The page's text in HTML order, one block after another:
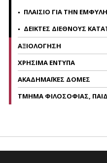
ΠΛΑΙΣΙΟ ΓΙΑ ΤΗΝ
ΔΕΙΚΤΕΣ ΔΙΕΘΝΟΥΣ
ΑΞΙΟΛΟΓΗΣΗ
ΧΡΗΣΙΜΑ ΕΝΤΥΠΑ
ΑΚΑΔΗΜΑΪΚΕΣ ΔΟΜΕΣ
ΤΜΗΜΑ ΦΙΛΟΣΟΦΙΑΣ,